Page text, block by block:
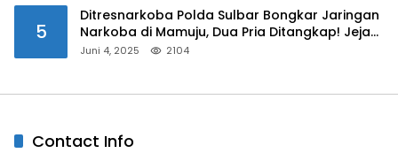
5
Ditresnarkoba Polda Sulbar Bongkar Jaringan
Narkoba di Mamuju, Dua Pria Ditangkap! Jejak
Juni 4, 2025 2104
Contact Info